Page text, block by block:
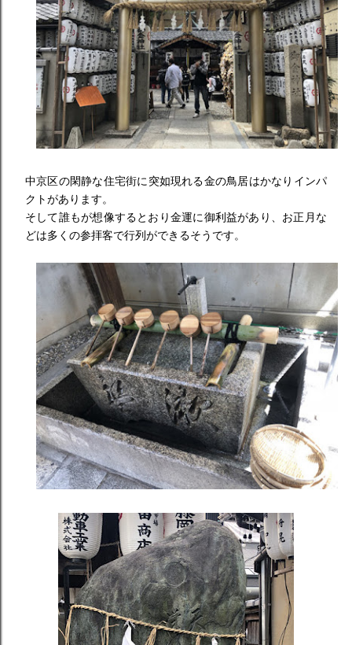
中京区の閑静な住宅街に突如現れる金の鳥居はかなりインパ
クトがあります。
そして誰もが想像するとおり金運に御利益があり、 お正月な
どは多くの参拝客で行列ができるそうです。